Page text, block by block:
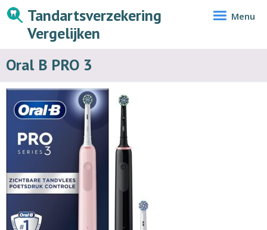
Tandartsverzekering
Vergelijken
Menu
Oral B PRO 3